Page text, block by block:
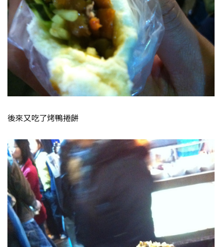
後來又吃了烤鴨捲餅